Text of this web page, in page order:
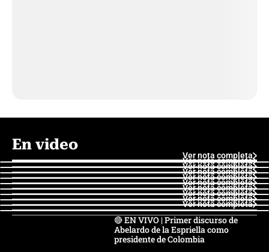
En video
Ver nota completa
Ver nota completa
Ver nota completa
Ver nota completa
Ver nota completa
Ver nota completa
Ver nota completa
Ver nota completa
Ver nota completa
Ver nota completa
🔴 EN VIVO | Primer discurso de
Abelardo de la Espriella como
presidente de Colombia